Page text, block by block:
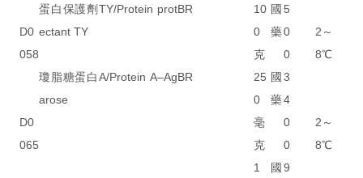
D0
058
蛋白保護劑TY/Protein prot
ectant TY
BR
10
0
克
國
藥
5
0
0
2～
8℃
D0
065
瓊脂糖蛋白A/Protein A–Ag
arose
BR
25
0
毫
克
國
藥
3
4
0
0
2～
8℃
1
國 9